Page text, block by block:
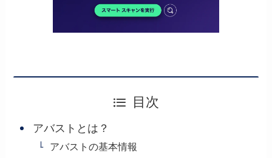
目次
アバストとは？
アバストの基本情報